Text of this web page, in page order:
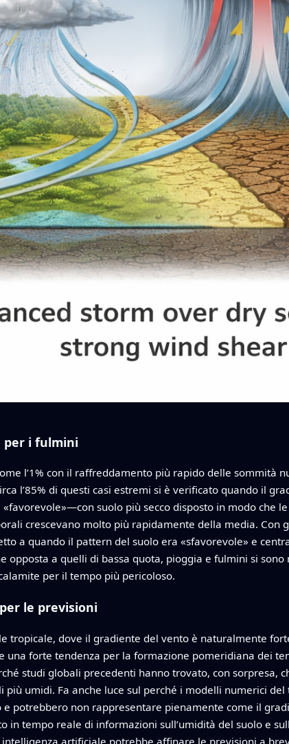
per i fulmini
l’1% con il raffreddamento più rapido delle sommità
l’85% di questi casi estremi si è verificato quando il
suolo più secco disposto in modo che
crescevano molto più rapidamente della media. Con
a quando il pattern del suolo era «sfavorevole» e
opposta a quelli di bassa quota, pioggia e fulmini si
per il tempo più pericoloso.
le previsioni
tropicale, dove il gradiente del vento è naturalmente
una forte tendenza per la formazione pomeridiana dei
studi globali precedenti hanno trovato, con sorpresa,
più umidi. Fa anche luce sul perché i modelli numerici
potrebbero non rappresentare pienamente come il
in tempo reale di informazioni sull’umidità del suolo e
artificiale potrebbe affinare le previsioni a